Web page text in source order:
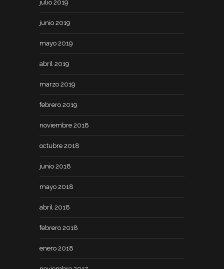
julio 2019
junio 2019
mayo 2019
abril 2019
marzo 2019
febrero 2019
noviembre 2018
octubre 2018
junio 2018
mayo 2018
abril 2018
febrero 2018
enero 2018